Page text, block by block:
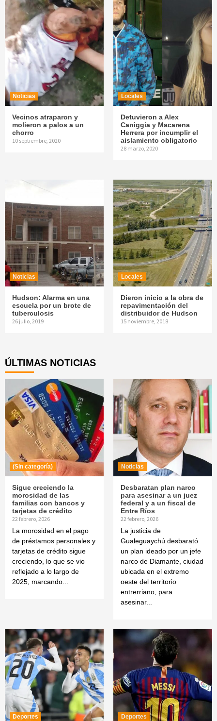
Noticias
Vecinos atraparon y
molieron a palos a un
chorro
10 septiembre, 2020
Locales
Detuvieron a Alex
Caniggia y Macarena
Herrera por incumplir el
aislamiento obligatorio
28 marzo, 2020
Noticias
Hudson: Alarma en una
escuela por un brote de
tuberculosis
26 julio, 2019
Locales
Dieron inicio a la obra de
repavimentación del
distribuidor de Hudson
15 noviembre, 2018
ÚLTIMAS NOTICIAS
(Sin categoría)
Sigue creciendo la
morosidad de las
familias con bancos y
tarjetas de crédito
22 febrero, 2026
La morosidad en el pago
de préstamos personales y
tarjetas de crédito sigue
creciendo, lo que se vio
reflejado a lo largo de
2025, marcando...
Noticias
Desbaratan plan narco
para asesinar a un juez
federal y a un fiscal de
Entre Ríos
22 febrero, 2026
La justicia de
Gualeguaychú desbarató
un plan ideado por un jefe
narco de Diamante, ciudad
ubicada en el extremo
oeste del territorio
entrerriano, para
asesinar...
Deportes Deportes